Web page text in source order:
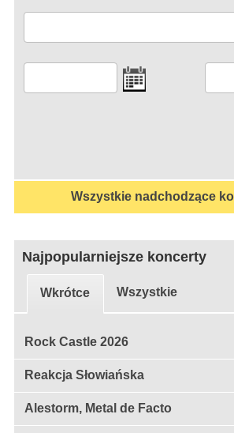
Wszystkie nadchodzące
Najpopularniejsze koncerty
Wkrótce Wszystkie
Rock Castle 2026
Reakcja Słowiańska
Alestorm, Metal de Facto